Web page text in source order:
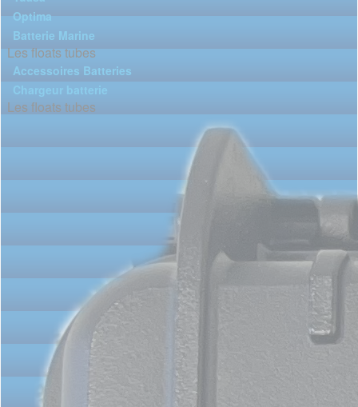
Optima
Batterie Marine
Les floats tubes
Accessoires Batteries
Chargeur batterie
Les floats tubes